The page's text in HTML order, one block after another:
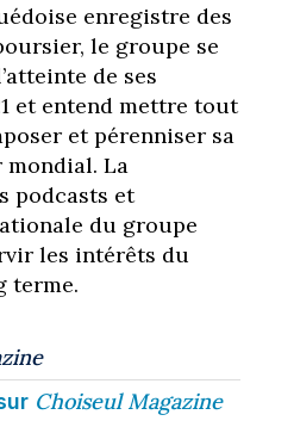
enregistre des
le groupe se
de ses
et entend mettre tout
et pérenniser sa
La
podcasts et
du groupe
les intérêts du
terme.
Choiseul Magazine